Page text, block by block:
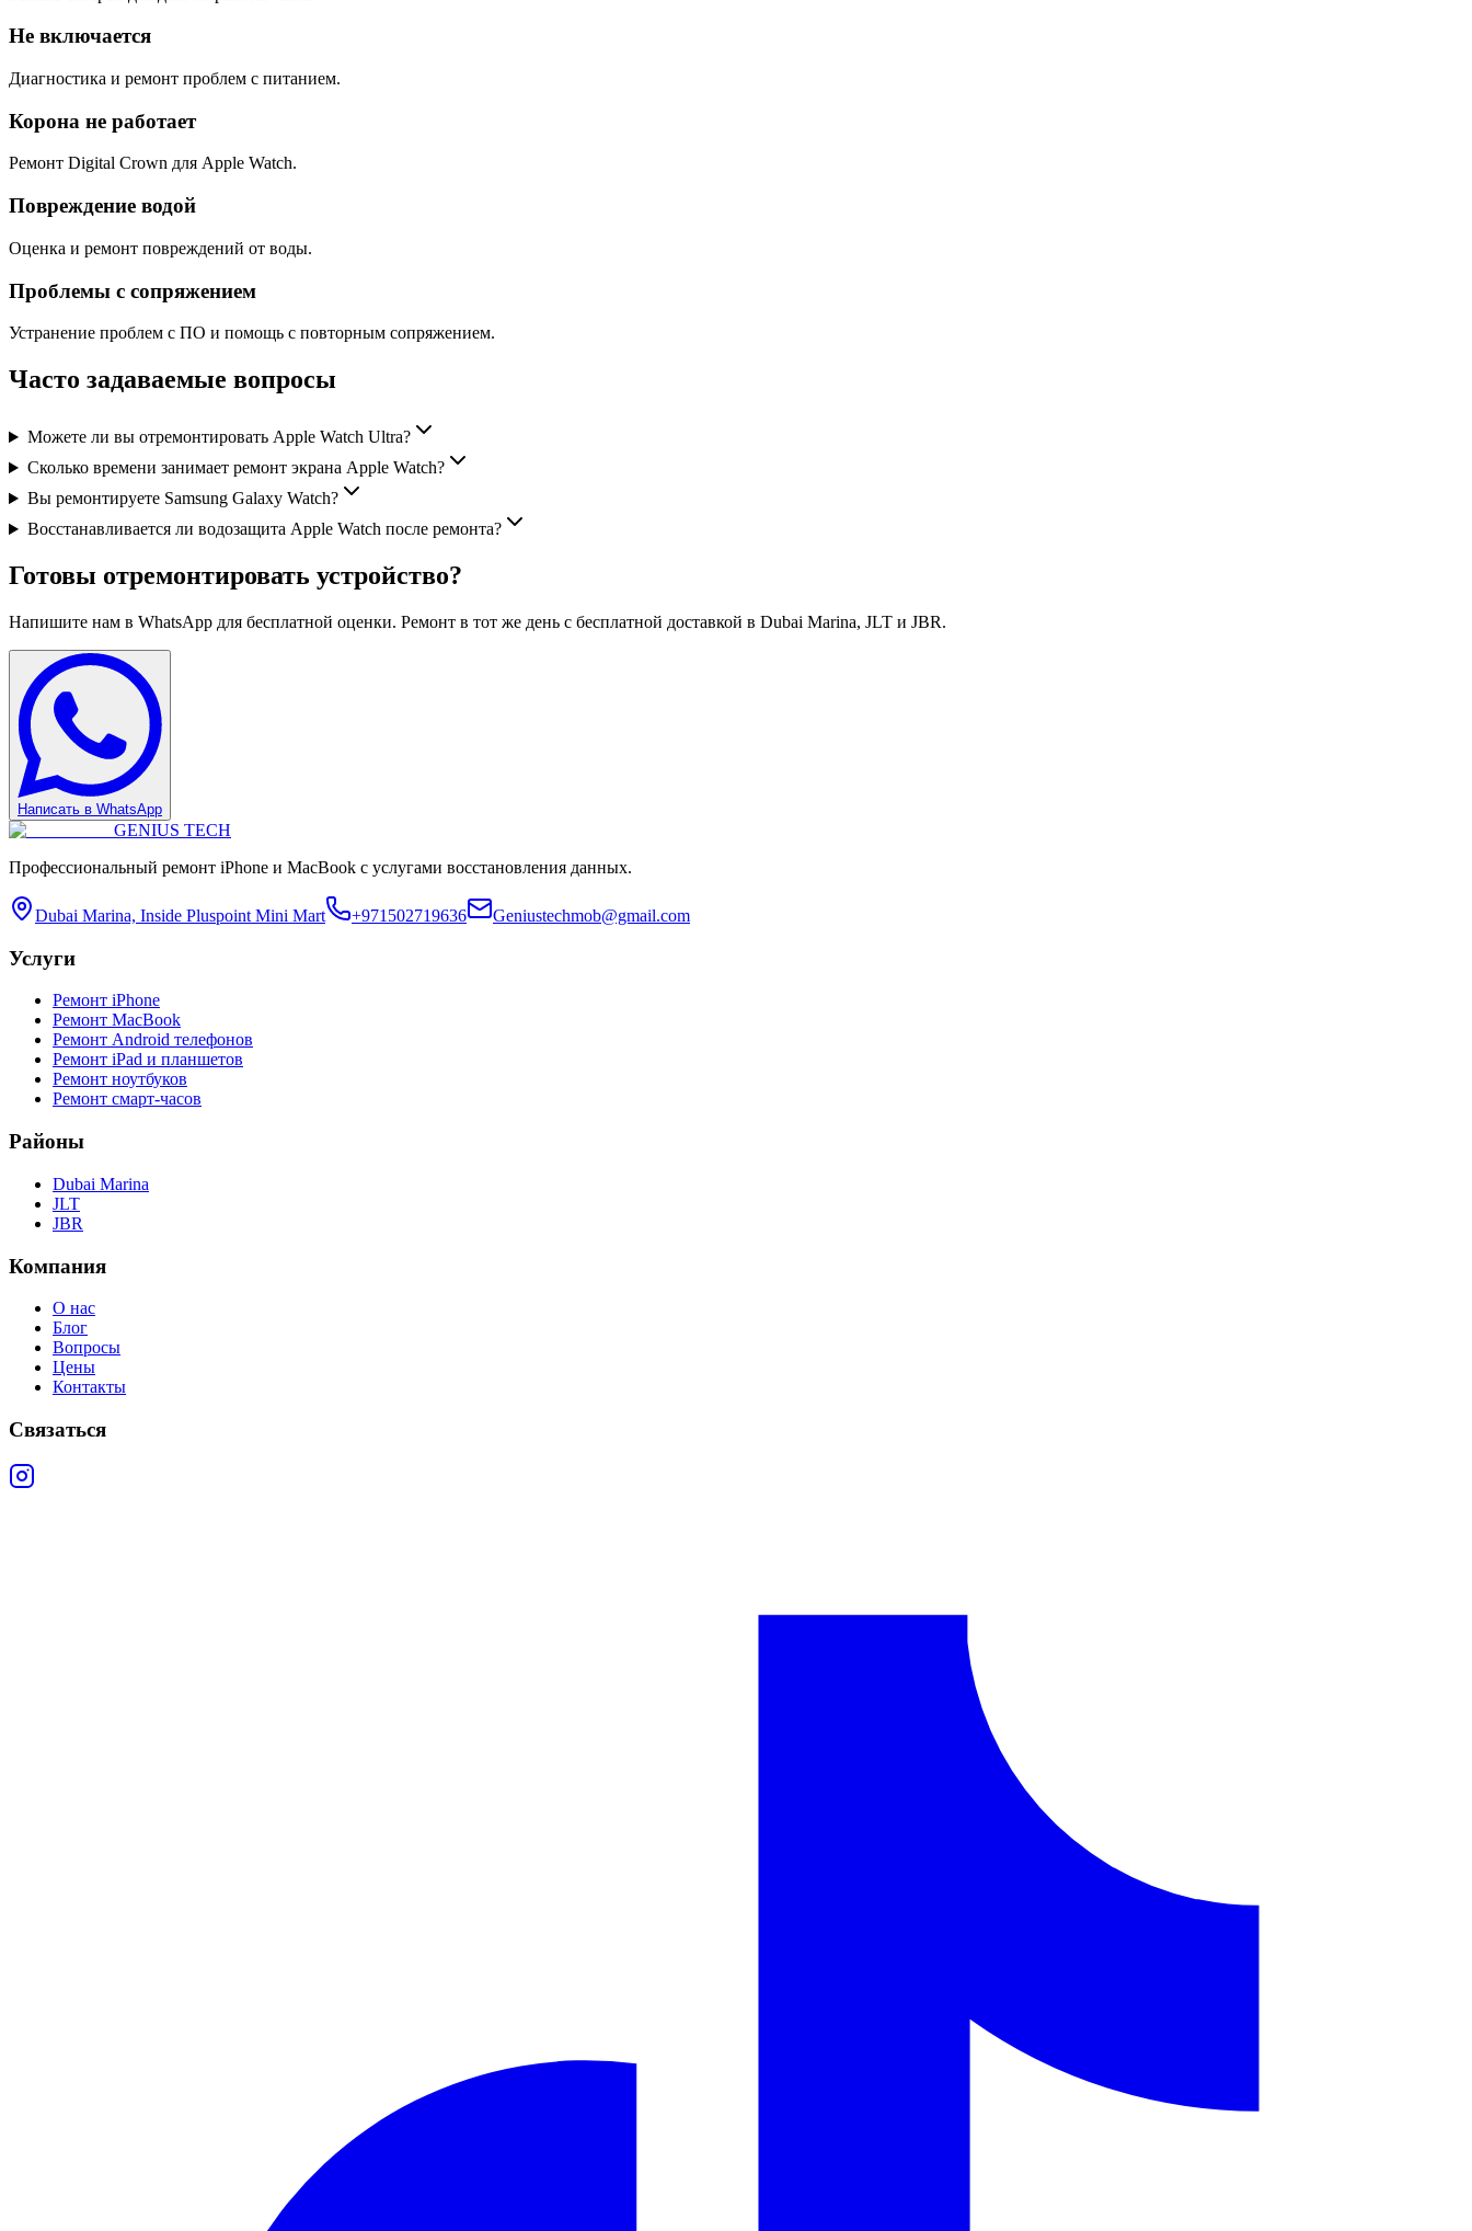
Не включается
Диагностика и ремонт проблем с питанием.
Корона не работает
Ремонт Digital Crown для Apple Watch.
Повреждение водой
Оценка и ремонт повреждений от воды.
Проблемы с сопряжением
Устранение проблем с ПО и помощь с повторным сопряжением.
Часто задаваемые вопросы
Можете ли вы отремонтировать Apple Watch Ultra?
Сколько времени занимает ремонт экрана Apple Watch?
Вы ремонтируете Samsung Galaxy Watch?
Восстанавливается ли водозащита Apple Watch после ремонта?
Готовы отремонтировать устройство?
Напишите нам в WhatsApp для бесплатной оценки. Ремонт в тот же день с бесплатной доставкой в Dubai Marina, JLT и JBR.
Написать в WhatsApp
GENIUS TECH
Профессиональный ремонт iPhone и MacBook с услугами восстановления данных.
Dubai Marina, Inside Pluspoint Mini Mart +971502719636 Geniustechmob@gmail.com
Услуги
Ремонт iPhone
Ремонт MacBook
Ремонт Android телефонов
Ремонт iPad и планшетов
Ремонт ноутбуков
Ремонт смарт-часов
Районы
Dubai Marina
JLT
JBR
Компания
О нас
Блог
Вопросы
Цены
Контакты
Связаться